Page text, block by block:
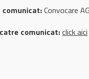
comunicat:Convocare
comunicat:click aici